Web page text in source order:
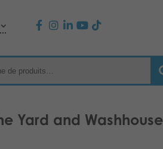
Yard and Washhouse